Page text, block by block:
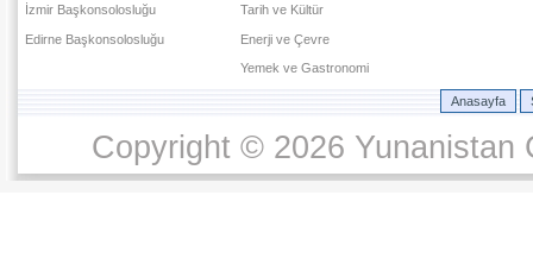
İzmir Başkonsolosluğu
Edirne Başkonsolosluğu
Tarih ve Kültür
Enerji ve Çevre
Yemek ve Gastronomi
Anasayfa
Copyright © 2026 Yunanistan